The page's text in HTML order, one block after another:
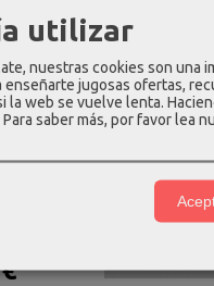
special
utilizar
nuestras cookies son una
enseñarte jugosas ofertas,
la web se vuelve lenta.
Para saber más, por favor lea